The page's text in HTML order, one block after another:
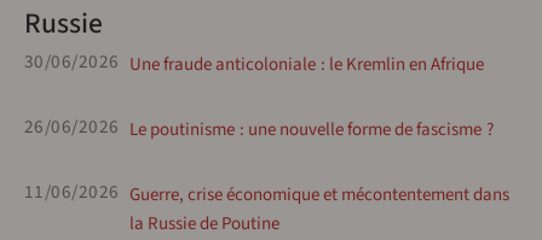
Russie
30/06/2026 Une fraude anticoloniale : le Kremlin en Afrique
26/06/2026 Le poutinisme : une nouvelle forme de fascisme ?
11/06/2026 Guerre, crise économique et mécontentement dans
la Russie de Poutine